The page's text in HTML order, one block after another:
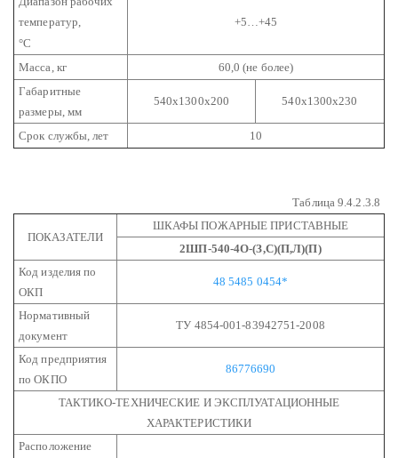
температур,
°С
+5…+45
Масса, кг
60,0 (не более)
Габаритные
размеры, мм
540х1300х200 540х1300х230
Срок службы, лет 10
Таблица 9.4.2.3.8
ПОКАЗАТЕЛИ
ШКАФЫ ПОЖАРНЫЕ ПРИСТАВНЫЕ
2ШП-540-4О-(З,С)(П,Л)(П)
Код изделия по
ОКП
48 5485 0454*
Нормативный
документ
ТУ 4854-001-83942751-2008
Код предприятия
по ОКПО
86776690
ТАКТИКО-ТЕХНИЧЕСКИЕ И ЭКСПЛУАТАЦИОННЫЕ
ХАРАКТЕРИСТИКИ
Расположение